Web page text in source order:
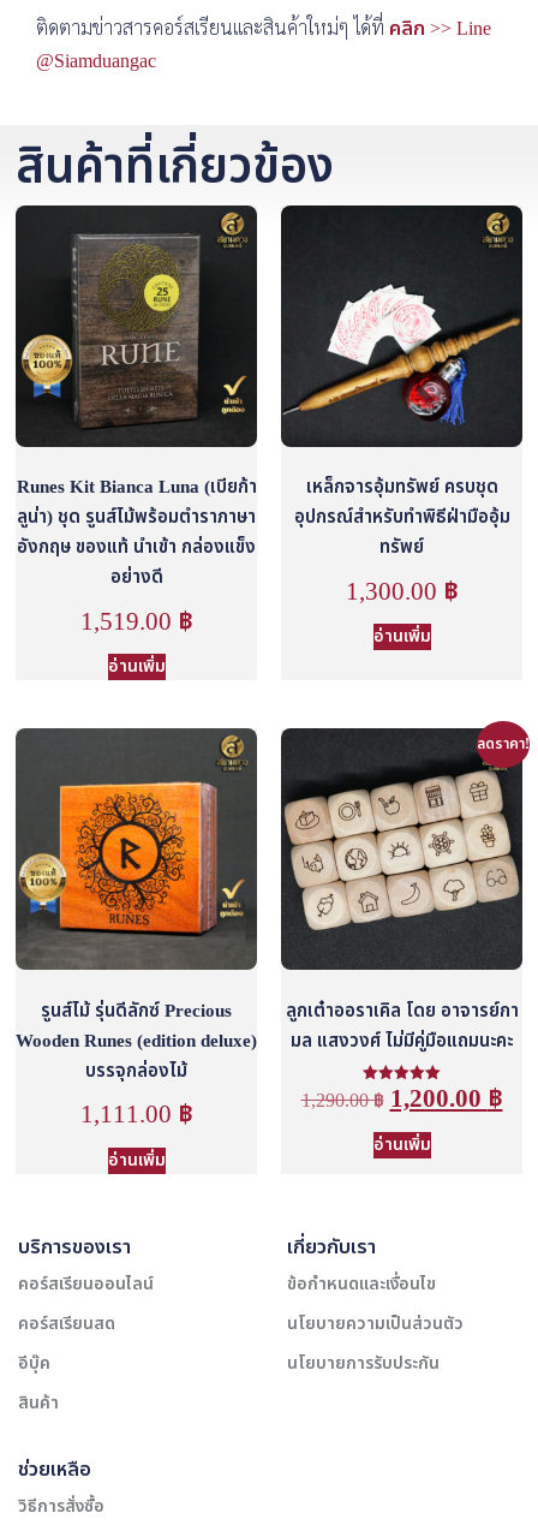
ติดตามข่าวสารคอร์สเรียนและสินค้าใหม่ๆ ได้ที่ คลิก >> Line
@Siamduangac
สินค้าที่เกี่ยวข้อง
Runes Kit Bianca Luna (เบียก้า
ลูน่า) ชุด รูนส์ไม้พร้อมตำราภาษา
อังกฤษ ของแท้ นำเข้า กล่องแข็ง
อย่างดี
1,519.00 ฿
อ่านเพิ่ม
เหล็กจารอุ้มทรัพย์ ครบชุด
อุปกรณ์สำหรับทำพิธีฝ่ามืออุ้ม
ทรัพย์
1,300.00 ฿
อ่านเพิ่ม
รูนส์ไม้ รุ่นดีลักซ์ Precious
Wooden Runes (edition deluxe)
บรรจุกล่องไม้
1,111.00 ฿
อ่านเพิ่ม
ลดราคา!
ลูกเต๋าออราเคิล โดย อาจารย์กา
มล แสงวงศ์ ไม่มีคู่มือแถมนะคะ
ให้คะแนน
5.00
คะแนน
1,290.00฿ 1,200.00 ฿
อ่านเพิ่ม
บริการของเรา
คอร์สเรียนออนไลน์
คอร์สเรียนสด
อีบุ๊ค
สินค้า
เกี่ยวกับเรา
ข้อกำหนดและเงื่อนไข
นโยบายความเป็นส่วนตัว
นโยบายการรับประกัน
ช่วยเหลือ
วิธีการสั่งซื้อ